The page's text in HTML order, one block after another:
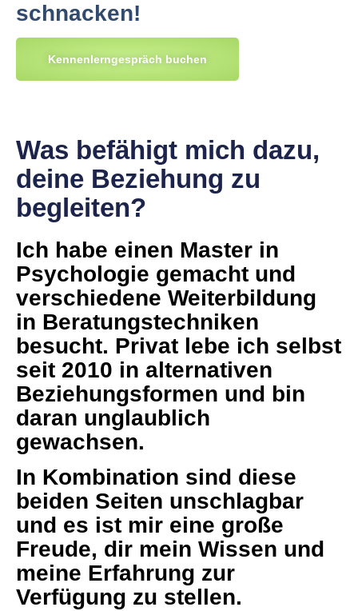
schnacken!
Kennenlerngespräch buchen
Was befähigt mich dazu,
deine Beziehung zu
begleiten?
Ich habe einen Master in
Psychologie gemacht und
verschiedene Weiterbildung
in Beratungstechniken
besucht. Privat lebe ich selbst
seit 2010 in alternativen
Beziehungsformen und bin
daran unglaublich
gewachsen.
In Kombination sind diese
beiden Seiten unschlagbar
und es ist mir eine große
Freude, dir mein Wissen und
meine Erfahrung zur
Verfügung zu stellen.